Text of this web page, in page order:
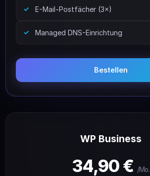
E-Mail-Postfächer (3×)
Managed DNS-Einrichtung
Bestellen
WP Business
34,90 € /Mo.